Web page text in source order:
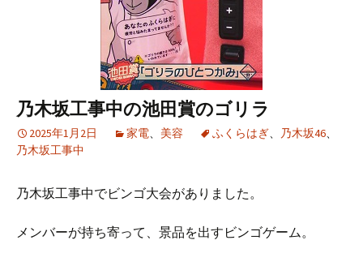
乃木坂工事中の池田賞のゴリラ
2025年1月2日 家電、 美容 ふくらはぎ、 乃木坂46、
乃木坂工事中
乃木坂工事中でビンゴ大会がありました。
メンバーが持ち寄って、景品を出すビンゴゲーム。